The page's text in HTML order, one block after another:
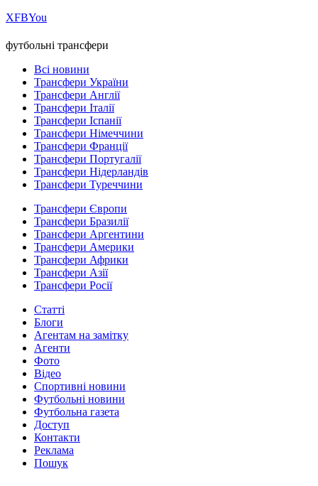
ХFBYou
футбольні трансфери
Всі новини
Трансфери України
Трансфери Англії
Трансфери Італії
Трансфери Іспанії
Трансфери Німеччини
Трансфери Франції
Трансфери Португалії
Трансфери Нідерландів
Трансфери Туреччини
Трансфери Європи
Трансфери Бразилії
Трансфери Аргентини
Трансфери Америки
Трансфери Африки
Трансфери Азії
Трансфери Росії
Статті
Блоги
Агентам на замітку
Агенти
Фото
Відео
Спортивні новини
Футбольні новини
Футбольна газета
Доступ
Контакти
Реклама
Пошук